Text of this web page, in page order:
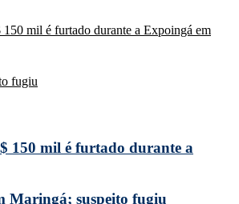
150 mil é furtado durante a
Maringá; suspeito fugiu